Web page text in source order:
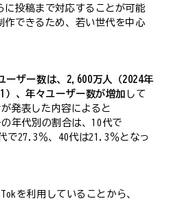
に投稿まで対応することが可能
作できるため、若い世代を中心
ーザー数は、2,600万人（2024年
、年々ユーザー数が増加 して
発表した内容によると
年代別の割合は、10代で
で27.3％、40代は21.3％となっ
を利用していることから、